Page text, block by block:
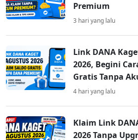
Premium
3 hari yang lalu
Link DANA
2026, Begini
Gratis Tanpa
4 hari yang lalu
Klaim Link
2026 Tanpa